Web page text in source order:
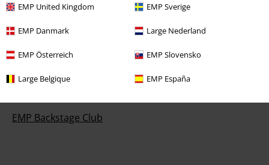
EMP United Kingdom EMP Sverige
EMP Danmark Large Nederland
EMP Österreich EMP Slovensko
Large Belgique EMP España
EMP Backstage Club